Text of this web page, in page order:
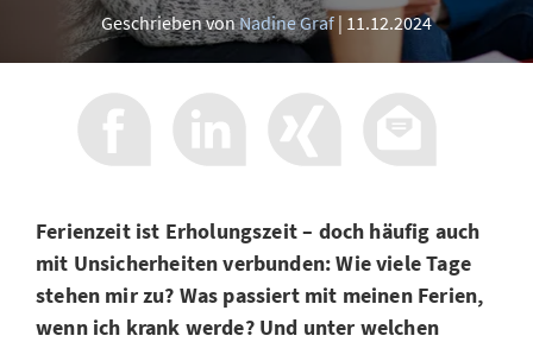
Geschrieben vonNadine Graf 11.12.2024
Ferienzeit ist Erholungszeit – doch häufig auch
mit Unsicherheiten verbunden: Wie viele Tage
stehen mir zu? Was passiert mit meinen Ferien,
wenn ich krank werde? Und unter welchen